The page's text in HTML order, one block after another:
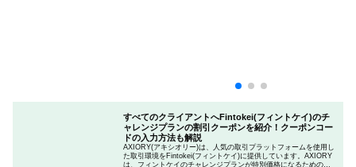
すべてのクライアントへFintokei(フィントケイ)のチ
ャレンジプランの割引クーポンを紹介！クーポンコー
ドの入力方法も解説
AXIORY(アキシオリー)は、人気の取引プラットフォームを使用し
た取引環境をFintokei(フィントケイ)に提供しています。AXIORY
は、フィントケイのチャレンジプランが特別価格になるためのク